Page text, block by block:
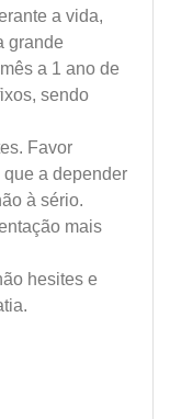
a vida,
grande
a 1 ano de
sendo
Favor
a depender
à sério.
mais
hesites e